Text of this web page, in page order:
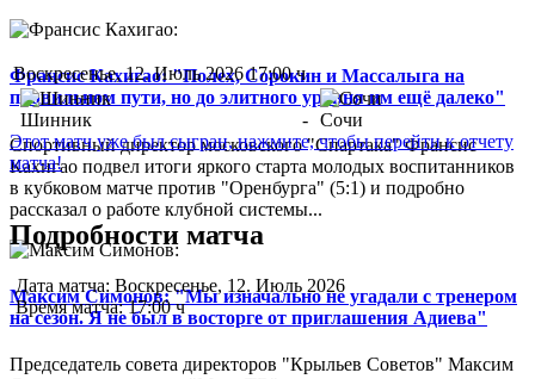
Франсис Кахигао: "Полех, Сорокин и Массалыга на
правильном пути, но до элитного уровня им ещё далеко"
Спортивный директор московского "Спартака" Франсис
Кахигао подвел итоги яркого старта молодых воспитанников
в кубковом матче против "Оренбурга" (5:1) и подробно
рассказал о работе клубной системы...
Максим Симонов: "Мы изначально не угадали с тренером
на сезон. Я не был в восторге от приглашения Адиева"
Председатель совета директоров "Крыльев Советов" Максим
Воскресенье, 12. Июль 2026 17:00 ч
Шинник - Сочи
Этот матч уже был сыгран, нажмите, чтобы перейти к отчету
матча!
Подробности матча
Дата матча: Воскресенье, 12. Июль 2026
Время матча: 17:00 ч